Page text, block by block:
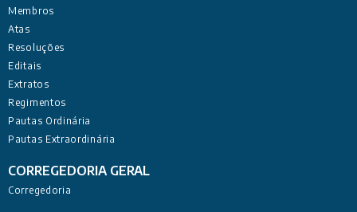
Membros
Atas
Resoluções
Editais
Extratos
Regimentos
Pautas Ordinária
Pautas Extraordinária
CORREGEDORIA GERAL
Corregedoria